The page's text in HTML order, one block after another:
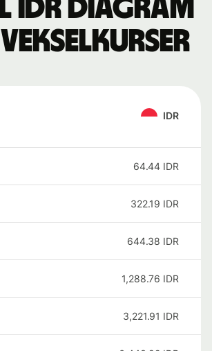
IDR Diagram
IDR
64.44 IDR
322.19 IDR
644.38 IDR
1,288.76 IDR
3,221.91 IDR